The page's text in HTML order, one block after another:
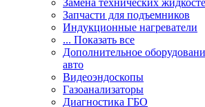
Замена технических
Запчасти для подъемников
Индукционные нагреватели
... Показать все
Дополнительное
авто
Видеоэндоскопы
Газоанализаторы
Диагностика ГБО